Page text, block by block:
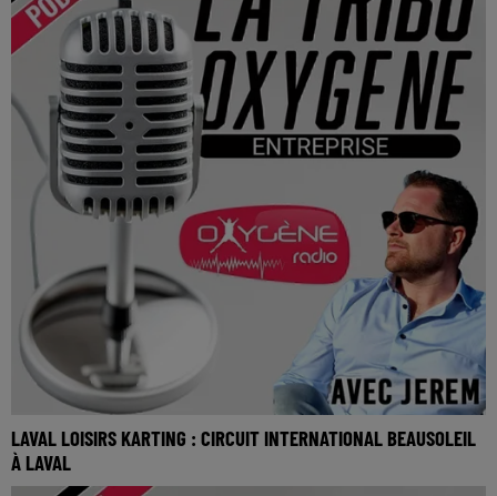
LAVAL LOISIRS KARTING : CIRCUIT INTERNATIONAL BEAUSOLEIL
À LAVAL
Laval Loisirs karting : Circuit international Beausoleil à Laval